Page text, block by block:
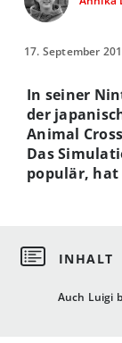
17. September
Auch Luigi
In seiner
der
Animal
Das
populär, hat